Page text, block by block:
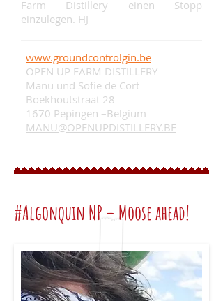
Farm Distillery einen Stopp
einzulegen. HJ
www.groundcontrolgin.be
OPEN UP FARM DISTILLERY
Manu und Sofie de Cort
Boekhoutstraat 28
1670 Pepingen –Belgium
MANU@OPENUPDISTILLERY.BE
#Algonquin NP – Moose ahead!